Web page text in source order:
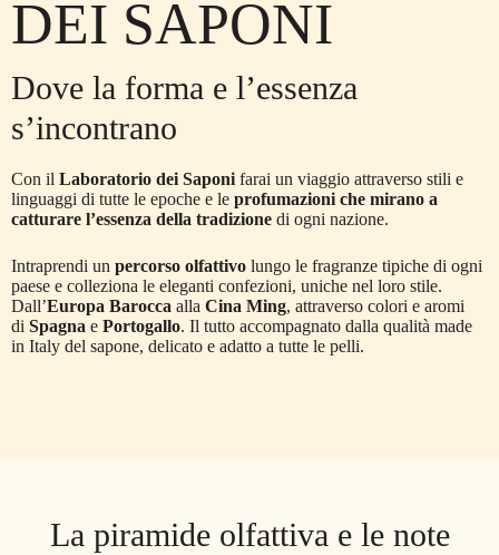
DEI SAPONI
Dove la forma e l’essenza
s’incontrano
Con il Laboratorio dei Saponi farai un viaggio attraverso stili e
linguaggi di tutte le epoche e le profumazioni che mirano a
catturare l’essenza della tradizione di ogni nazione.
Intraprendi un percorso olfattivo lungo le fragranze tipiche di ogni
paese e colleziona le eleganti confezioni, uniche nel loro stile.
Dall’Europa Barocca alla Cina Ming, attraverso colori e aromi
di Spagna e Portogallo. Il tutto accompagnato dalla qualità made
in Italy del sapone, delicato e adatto a tutte le pelli.
La piramide olfattiva e le note